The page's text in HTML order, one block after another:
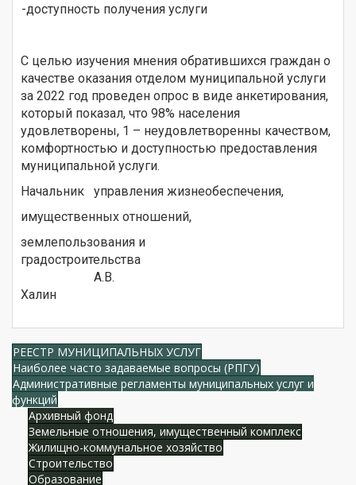
-доступность получения услуги
С целью изучения мнения обратившихся граждан о
качестве оказания отделом муниципальной услуги
за 2022 год проведен опрос в виде анкетирования,
который показал, что 98% населения
удовлетворены, 1 – неудовлетворенны качеством,
комфортностью и доступностью предоставления
муниципальной услуги.
Начальник управления жизнеобеспечения,
имущественных отношений,
землепользования и
градостроительства
А.В.
Халин
РЕЕСТР МУНИЦИПАЛЬНЫХ УСЛУГ
Наиболее часто задаваемые вопросы (РПГУ)
Административные регламенты муниципальных услуг и
функций
Архивный фонд
Земельные отношения, имущественный комплекс
Жилищно-коммунальное хозяйство
Строительство
Образование